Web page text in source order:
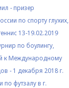
- призер
по спорту глухих,
13-19.02.2019
по боулингу,
к Международному
- 1 декабря 2018 г.
по футзалу в г.